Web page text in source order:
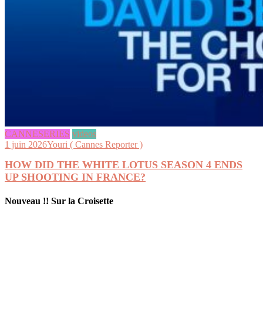
CANNESERIES videos
1 juin 2026Youri ( Cannes Reporter )
HOW DID THE WHITE LOTUS SEASON 4 ENDS
UP SHOOTING IN FRANCE?
Nouveau !! Sur la Croisette